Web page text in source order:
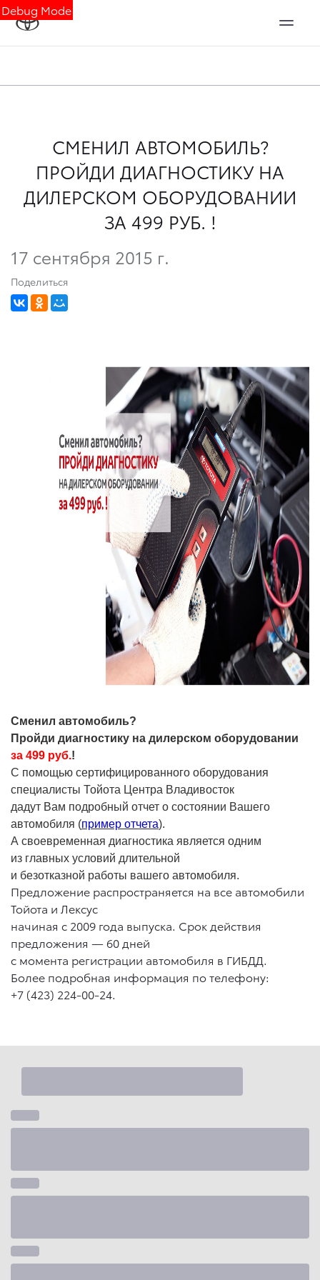
Debug Mode
СМЕНИЛ АВТОМОБИЛЬ?
ПРОЙДИ ДИАГНОСТИКУ НА
ДИЛЕРСКОМ ОБОРУДОВАНИИ
ЗА 499 РУБ. !
17 сентября 2015 г.
Поделиться
Сменил автомобиль?
Пройди диагностику на дилерском оборудовании
за 499 руб.!
С помощью сертифицированного оборудования
специалисты Тойота Центра Владивосток
дадут Вам подробный отчет о состоянии Вашего
автомобиля (пример отчета).
А своевременная диагностика является одним
из главных условий длительной
и безотказной работы вашего автомобиля.
Предложение распространяется на все автомобили
Тойота и Лексус
начиная с 2009 года выпуска. Срок действия
предложения — 60 дней
с момента регистрации автомобиля в ГИБДД.
Более подробная информация по телефону:
+7 (423) 224-00-24.